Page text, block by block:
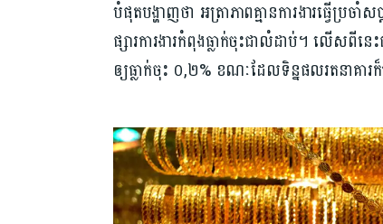
បំផុតបង្ហាញថា អត្រាភាពគ្មានការងារធ្វើប្
ផ្សារការងារកំពុងធ្លាក់ចុះជាលំដាប់។ លើសពីនេ
ឲ្យ​ធ្លាក់​ចុះ ០,២% ខណៈដែល​ទិន្នផល​រតនាគារ​ក៏​